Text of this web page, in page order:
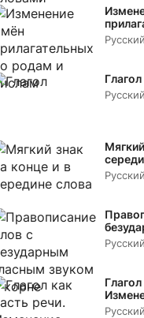
родам
Глагол
числам